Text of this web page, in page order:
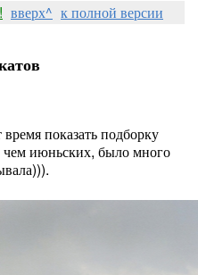
вверх^ к полной версии
показать подборку
июньских, было много